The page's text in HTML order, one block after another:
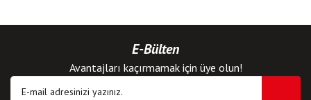
E-Bülten
Avantajları kaçırmamak için üye olun!